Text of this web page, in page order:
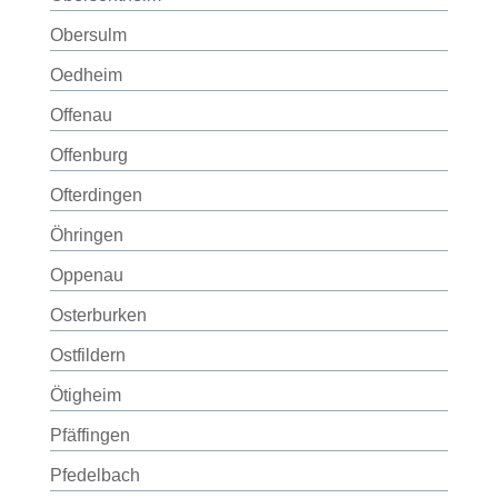
Obersulm
Oedheim
Offenau
Offenburg
Ofterdingen
Öhringen
Oppenau
Osterburken
Ostfildern
Ötigheim
Pfäffingen
Pfedelbach